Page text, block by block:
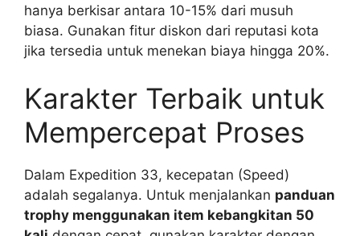
hanya berkisar antara 10-15% dari musuh
biasa. Gunakan fitur diskon dari reputasi kota
jika tersedia untuk menekan biaya hingga 20%.
Karakter Terbaik untuk
Mempercepat Proses
Dalam Expedition 33, kecepatan (Speed)
adalah segalanya. Untuk menjalankan panduan
trophy menggunakan item kebangkitan 50